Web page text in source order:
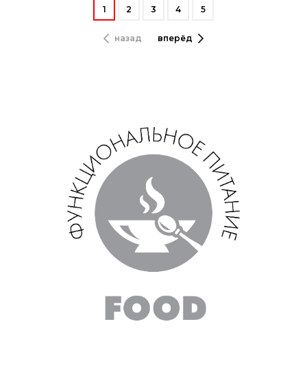
назад
1 2 3 4 5
вперёд